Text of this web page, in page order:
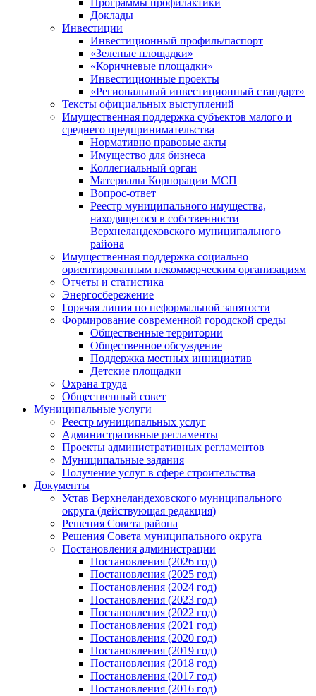
Программы профилактики
Доклады
Инвестиции
Инвестиционный профиль/паспорт
«Зеленые площадки»
«Коричневые площадки»
Инвестиционные проекты
«Региональный инвестиционный стандарт»
Тексты официальных выступлений
Имущественная поддержка субъектов малого и
среднего предпринимательства
Нормативно правовые акты
Имущество для бизнеса
Коллегиальный орган
Материалы Корпорации МСП
Вопрос-ответ
Реестр муниципального имущества,
находящегося в собственности
Верхнеландеховского муниципального
района
Имущественная поддержка социально
ориентированным некоммерческим организациям
Отчеты и статистика
Энергосбережение
Горячая линия по неформальной занятости
Формирование современной городской среды
Общественные территории
Общественное обсуждение
Поддержка местных иннициатив
Детские площадки
Охрана труда
Общественный совет
Муниципальные услуги
Реестр муниципальных услуг
Административные регламенты
Проекты административных регламентов
Муниципальные задания
Получение услуг в сфере строительства
Документы
Устав Верхнеландеховского муниципального
округа (действующая редакция)
Решения Совета района
Решения Совета муниципального округа
Постановления администрации
Постановления (2026 год)
Постановления (2025 год)
Постановления (2024 год)
Постановления (2023 год)
Постановления (2022 год)
Постановления (2021 год)
Постановления (2020 год)
Постановления (2019 год)
Постановления (2018 год)
Постановления (2017 год)
Постановления (2016 год)